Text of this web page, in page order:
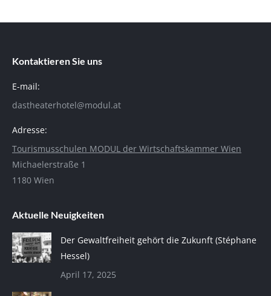
Kontaktieren Sie uns
E-mail:
dastheaterhotel@modul.at
Adresse:
Tourismusschulen MODUL der Wirtschaftskammer Wien
Michaelerstraße 1
1180 Wien
Aktuelle Neuigkeiten
Der Gewaltfreiheit gehört die Zukunft (Stéphane
Hessel)
April 17, 2025